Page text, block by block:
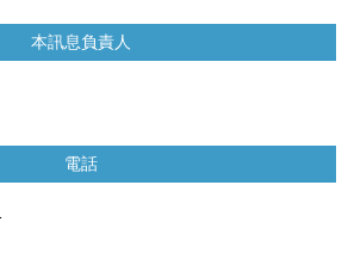
本訊息負責人
電話